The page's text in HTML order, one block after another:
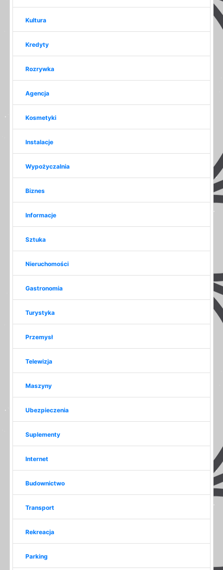
Kultura
Kredyty
Rozrywka
Agencja
Kosmetyki
Instalacje
Wypożyczalnia
Biznes
Informacje
Sztuka
Nieruchomości
Gastronomia
Turystyka
Przemysł
Telewizja
Maszyny
Ubezpieczenia
Suplementy
Internet
Budownictwo
Transport
Rekreacja
Parking